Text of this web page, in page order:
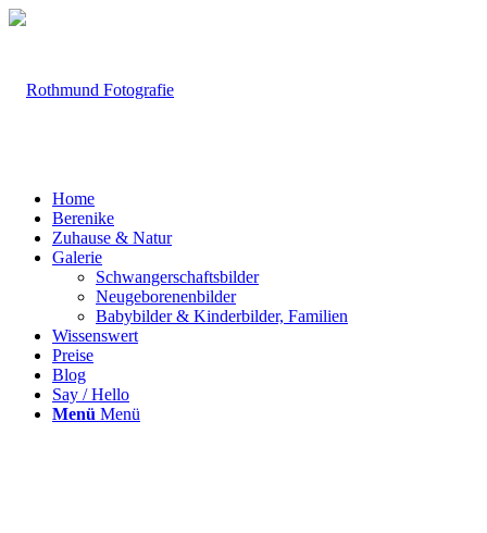
Home
Berenike
Zuhause & Natur
Galerie
Schwangerschaftsbilder
Neugeborenenbilder
Babybilder & Kinderbilder, Familien
Wissenswert
Preise
Blog
Say / Hello
Menü Menü